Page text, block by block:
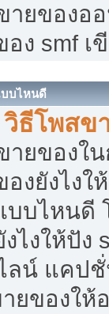
ายของอ
อง smf เ
บบไหนดี
ธีโพสข
ายของใ
องยังไง
บบไหนดี
งไงให้ปั
ลน์ แคป
ยของให้